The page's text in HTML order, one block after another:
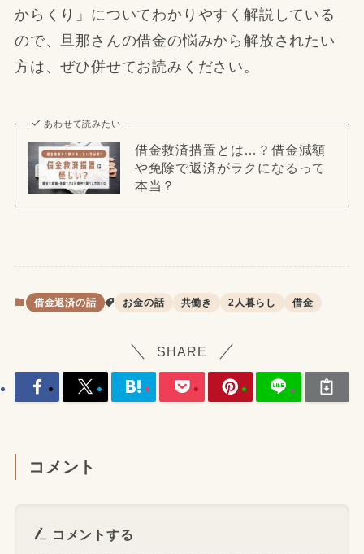
からくり」についてわかりやすく解説している
ので、旦那さんの借金の悩みから解放されたい
方は、ぜひ併せてお読みください。
あわせて読みたい
借金救済措置とは…？借金減額
や免除で返済がラクになるって
本当？
借金返済の話 お金の話 共働き 2人暮らし 借金
SHARE
コメント
コメントする